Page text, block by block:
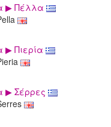
▶ Πέλλα
▶ Πιερία
▶ Σέρρες